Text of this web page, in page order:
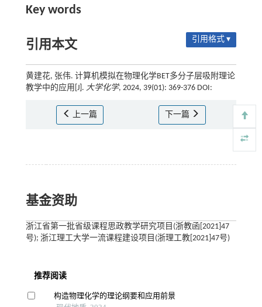
Key words
引用本文 引用格式 ▾
黄建花, 张伟. 计算机模拟在物理化学BET多分子层吸附理论
教学中的应用[J]. 大学化学, 2024, 39(01): 369-376 DOI:
上一篇 下一篇
基金资助
浙江省第一批省级课程思政教学研究项目(浙教函[2021]47
号); 浙江理工大学一流课程建设项目(浙理工教[2021]47号)